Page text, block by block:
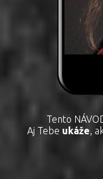
Tento
Aj Tebe ukáže ,